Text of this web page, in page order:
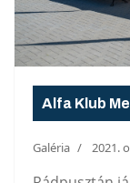
Alfa Klub
Galéria 2021.